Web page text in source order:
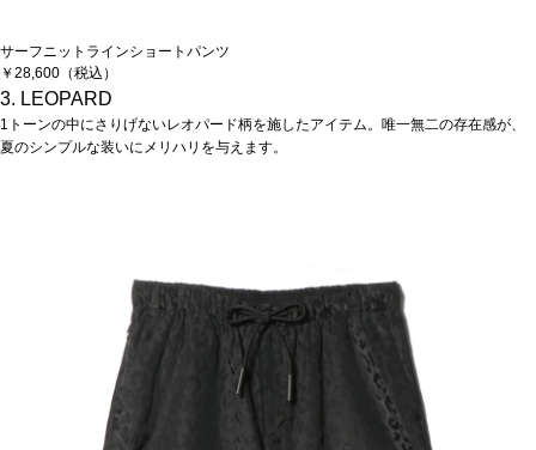
サーフニットラインショートパンツ
￥28,600（税込）
3. LEOPARD
1トーンの中にさりげないレオパード柄を施したアイテム。唯一無二の存在感が、
夏のシンプルな装いにメリハリを与えます。